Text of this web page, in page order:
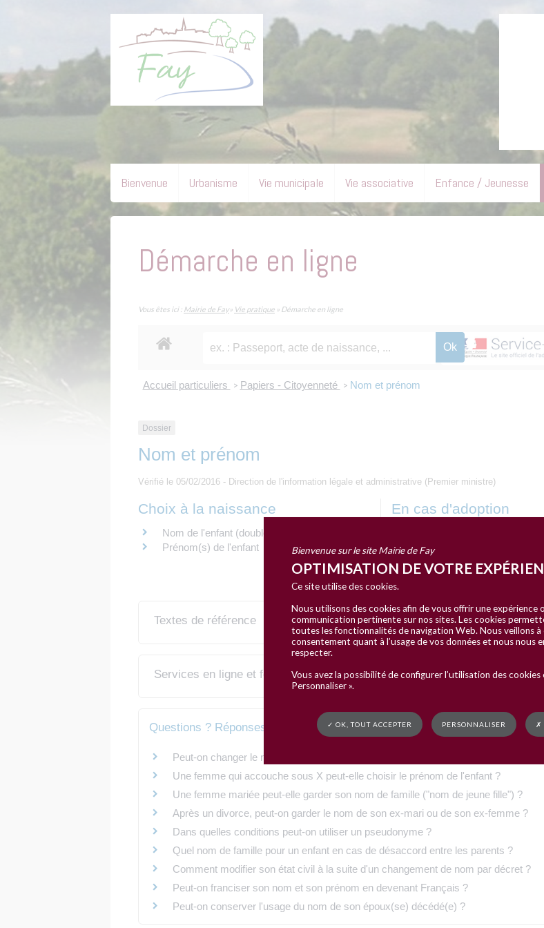
Bienvenue Urbanisme Vie municipale Vie associative Enfance / Jeunesse
Démarche en ligne
Vous êtes ici : Mairie de Fay» Vie pratique » Démarche en ligne
Accueil particuliers > Papiers - Citoyenneté > Nom et prénom
Dossier
Nom et prénom
Vérifié le 05/02/2016 - Direction de l'information légale et administrative (Premier ministre)
Choix à la naissance
Nom de l'enfant (double-nom, mère ou père)
Prénom(s) de l'enfant
En cas d'adoption
Adoption simple
Textes de référence
Services en ligne et formulaires
Questions ? Réponses !
Peut-on changer le nom d'un enfant mineur ?
Une femme qui accouche sous X peut-elle choisir le prénom de l'enfant ?
Une femme mariée peut-elle garder son nom de famille ("nom de jeune fille") ?
Après un divorce, peut-on garder le nom de son ex-mari ou de son ex-femme ?
Dans quelles conditions peut-on utiliser un pseudonyme ?
Quel nom de famille pour un enfant en cas de désaccord entre les parents ?
Comment modifier son état civil à la suite d'un changement de nom par décret ?
Peut-on franciser son nom et son prénom en devenant Français ?
Peut-on conserver l'usage du nom de son époux(se) décédé(e) ?
Bienvenue sur le site Mairie de Fay
OPTIMISATION DE VOTRE
Ce site utilise des cookies.
Nous utilisons des cookies afin de vous offrir une expérience
communication pertinente sur nos sites. Les cookies
toutes les fonctionnalités de navigation Web. Nous veillons
consentement quant à l’usage de vos données et nous nous
respecter.
Vous avez la possibilité de configurer l’utilisation des cookies
Personnaliser ».
✓ OK, TOUT ACCEPTER PERSONNALISER ✗